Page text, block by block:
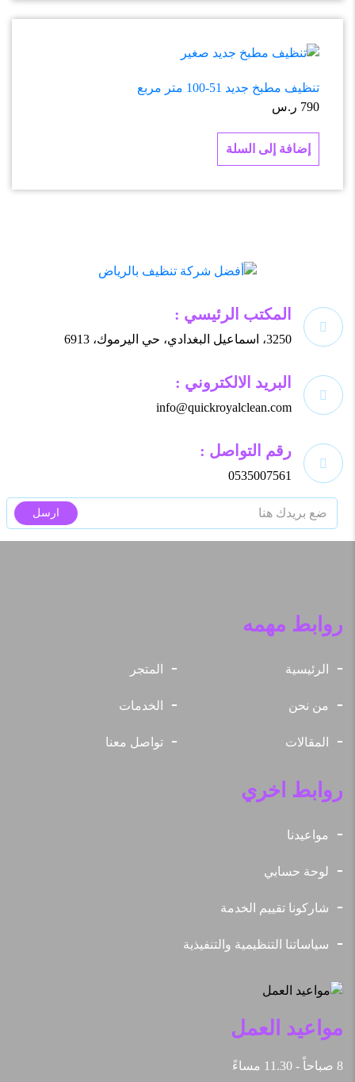
تنظيف مطبخ جديد 51-100 متر مربع
790 ر.س
إضافة إلى السلة
المكتب الرئيسي :
3250، اسماعيل البغدادي، حي اليرموك، 6913
البريد الالكتروني :
info@quickroyalclean.com
رقم التواصل :
0535007561
ارسل
روابط مهمه
الرئيسية المتجر
من نحن الخدمات
المقالات تواصل معنا
روابط اخري
مواعيدنا
لوحة حسابي
شاركونا تقييم الخدمة
سياساتنا التنظيمية والتنفيذية
مواعيد العمل
8 صباحاً - 11.30 مساءً